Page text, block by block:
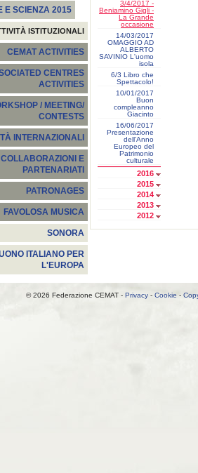
E SCIENZA 2015
ISTITUZIONALI
CEMAT ACTIVITIES
CENTRES
ACTIVITIES
/ MEETING/
CONTESTS
INTERNAZIONALI
COLLABORAZIONI E
PARTENARIATI
PATRONAGES
FAVOLOSA MUSICA
SONORA
ITALIANO PER
L'EUROPA
3/4/2017 -
Beniamino Gigli -
La Grande
occasione
14/03/2017
OMAGGIO AD
ALBERTO
SAVINIO L'uomo
isola
6/3 Libro che
Spettacolo!
10/01/2017
Buon
compleanno
Giacinto
16/06/2017
Presentazione
dell'Anno
Europeo del
Patrimonio
culturale
2016
2015
2014
2013
2012
© 2026 Federazione CEMAT - Privacy - Cookie -